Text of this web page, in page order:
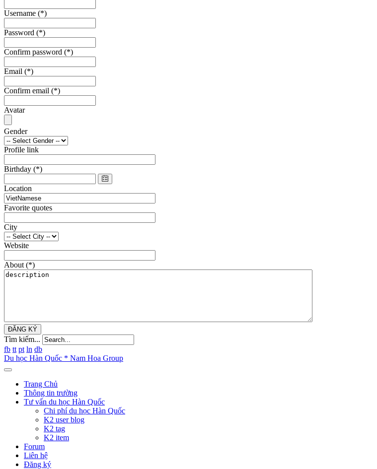
Username (*)
Password (*)
Confirm password (*)
Email (*)
Confirm email (*)
Avatar
Gender
Profile link
Birthday (*)
Location
Favorite quotes
City
Website
About (*)
ĐĂNG KÝ
Tìm kiếm...
fb tt pt ln db
Du học Hàn Quốc * Nam Hoa Group
Trang Chủ
Thông tin trường
Tư vấn du học Hàn Quốc
Chi phí du học Hàn Quốc
K2 user blog
K2 tag
K2 item
Forum
Liên hệ
Đăng ký